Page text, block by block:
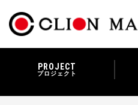
PROJECT
プロジェクト